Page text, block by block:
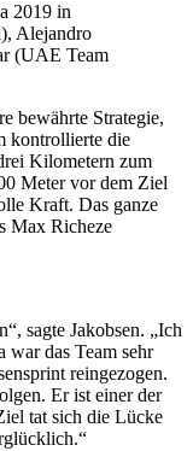
2019 in
Alejandro
(UAE Team
bewährte Strategie,
kontrollierte die
Kilometern zum
Meter vor dem Ziel
Kraft. Das ganze
Max Richeze
sagte Jakobsen. „Ich
war das Team sehr
reingezogen.
Er ist einer der
tat sich die Lücke